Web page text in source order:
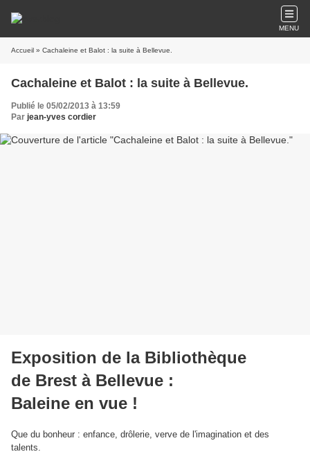
MENU
Accueil » Cachaleine et Balot : la suite à Bellevue.
Cachaleine et Balot : la suite à Bellevue.
Publié le 05/02/2013 à 13:59
Par jean-yves cordier
Exposition de la Bibliothèque
de Brest à Bellevue :
Baleine en vue !
Que du bonheur : enfance, drôlerie, verve de l'imagination et des
talents.